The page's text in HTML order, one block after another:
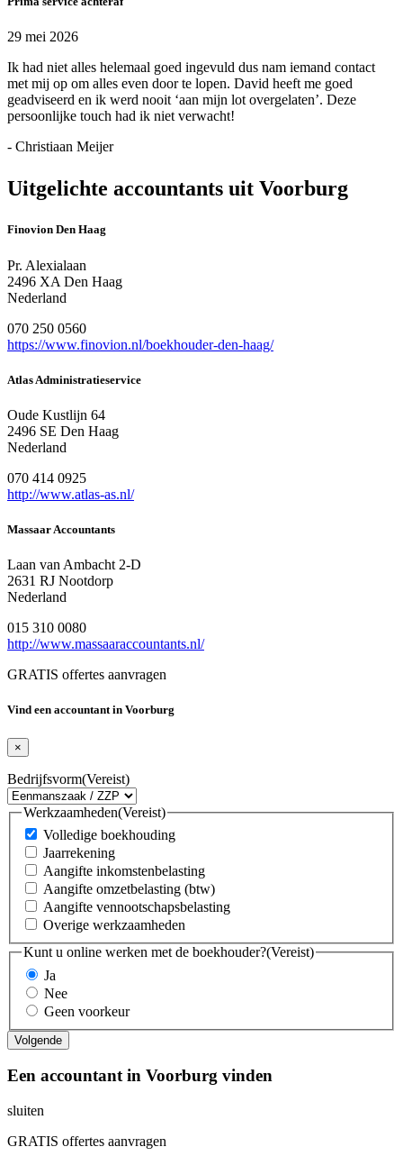
29 mei 2026
Ik had niet alles helemaal goed ingevuld dus nam iemand contact
met mij op om alles even door te lopen. David heeft me goed
geadviseerd en ik werd nooit ‘aan mijn lot overgelaten’. Deze
persoonlijke touch had ik niet verwacht!
- Christiaan Meijer
Uitgelichte accountants uit Voorburg
Finovion Den Haag
Pr. Alexialaan
2496 XA Den Haag
Nederland
070 250 0560
https://www.finovion.nl/boekhouder-den-haag/
Atlas Administratieservice
Oude Kustlijn 64
2496 SE Den Haag
Nederland
070 414 0925
http://www.atlas-as.nl/
Massaar Accountants
Laan van Ambacht 2-D
2631 RJ Nootdorp
Nederland
015 310 0080
http://www.massaaraccountants.nl/
GRATIS offertes aanvragen
Vind een accountant in Voorburg
×
Bedrijfsvorm(Vereist)
Werkzaamheden(Vereist)
Volledige boekhouding
Jaarrekening
Aangifte inkomstenbelasting
Aangifte omzetbelasting (btw)
Aangifte vennootschapsbelasting
Overige werkzaamheden
Kunt u online werken met de boekhouder?(Vereist)
Ja
Nee
Geen voorkeur
Een accountant in Voorburg vinden
sluiten
GRATIS offertes aanvragen